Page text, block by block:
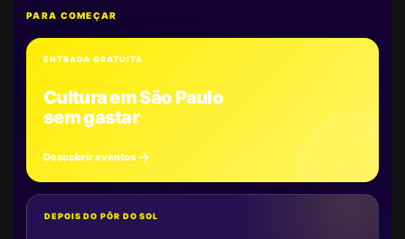
PARA COMEÇAR
ENTRADA GRATUITA
Cultura em São Paulo
sem gastar
Descobrir eventos
DEPOIS DO PÔR DO SOL